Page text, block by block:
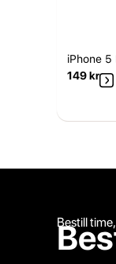
iPhone
149kr
Bestill